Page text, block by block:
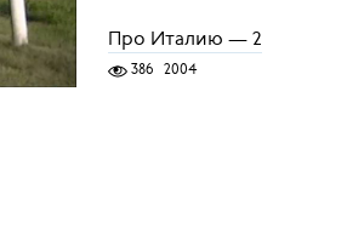
Про Италию — 2
386 2004